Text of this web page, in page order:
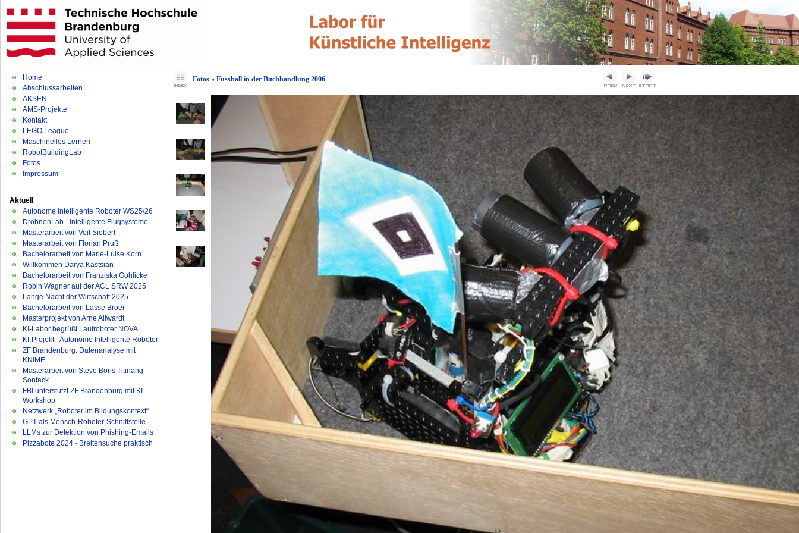
Home
Abschlussarbeiten
AKSEN
AMS-Projekte
Kontakt
LEGO League
Maschinelles Lernen
RobotBuildingLab
Fotos
Impressum
Aktuell
Autonome Intelligente Roboter WS25/26
DrohnenLab - Intelligente Flugsysteme
Masterarbeit von Veit Siebert
Masterarbeit von Florian Pruß
Bachelorarbeit von Marie-Luise Korn
Willkommen Darya Kastsian
Bachelorarbeit von Franziska Gohlicke
Robin Wagner auf der ACL SRW 2025
Lange Nacht der Wirtschaft 2025
Bachelorarbeit von Lasse Broer
Masterprojekt von Arne Allwardt
KI-Labor begrüßt Laufroboter NOVA
KI-Projekt - Autonome Intelligente Roboter
ZF Brandenburg: Datenanalyse mit
KNIME
Masterarbeit von Steve Boris Titinang
Sonfack
FBI unterstützt ZF Brandenburg mit KI-
Workshop
Netzwerk „Roboter im Bildungskontext“
GPT als Mensch-Roboter-Schnittstelle
LLMs zur Detektion von Phishing-Emails
Pizzabote 2024 - Breitensuche praktisch
Fotos »Fussball in der Buchhandlung 2006